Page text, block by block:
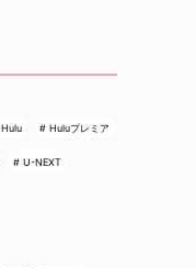
Hulu Huluプレミア
U-NEXT